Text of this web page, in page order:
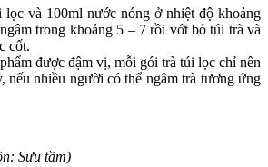
và 100ml nước nóng ở nhiệt độ khoảng
trong khoảng 5 – 7 rồi vớt bỏ túi trà và
cốt.
được đậm vị, mỗi gói trà túi lọc chỉ nên
nếu nhiều người có thể ngâm trà tương ứng
Sưu tầm)